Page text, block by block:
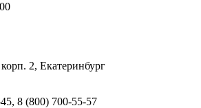
2, Екатеринбург
8 (800) 700-55-57